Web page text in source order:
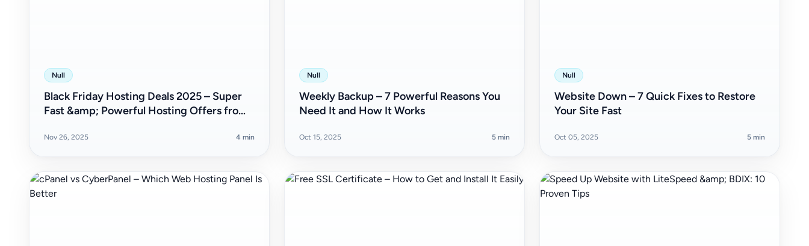
Null
Black Friday Hosting Deals 2025 – Super
Fast &amp; Powerful Hosting Offers from
Nov 26, 2025 4 min
Null
Weekly Backup – 7 Powerful Reasons You
Need It and How It Works
Oct 15, 2025 5 min
Null
Website Down – 7 Quick Fixes to Restore
Your Site Fast
Oct 05, 2025 5 min